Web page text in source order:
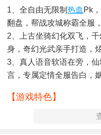
1、全自由无限制 热血 Pk，
翻盘，帮战攻城称霸全服
2、上古坐骑幻化双飞，
身，奇幻光武亲手打造，
3、真人语音软语在旁，
言，专属定情全服告白，
【游戏特色】
1、精致的人物角色设计，